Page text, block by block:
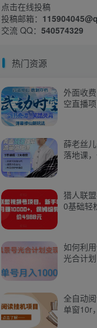
点击在线投稿
投稿邮箱：
交流 QQ： 540574329
热门资源
外面收
空直播
薛老丝
落地课
猎人联
0基础轻
如何利
光合计
全自动
单窗10r